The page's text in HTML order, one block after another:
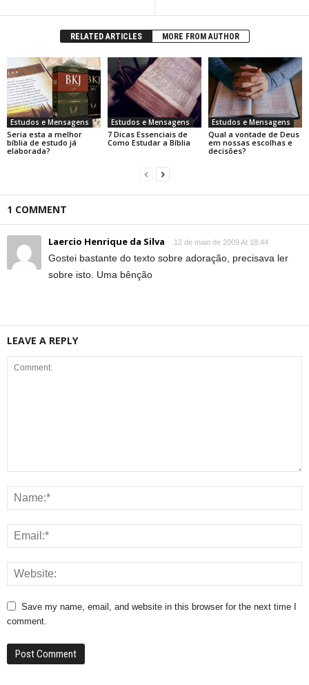
RELATED ARTICLES MORE FROM AUTHOR
Estudos e Mensagens
Seria esta a melhor
bíblia de estudo já
elaborada?
Estudos e Mensagens
7 Dicas Essenciais de
Como Estudar a Bíblia
Estudos e Mensagens
Qual a vontade de Deus
em nossas escolhas e
decisões?
1 COMMENT
Laercio Henrique da Silva 12 de maio de 2009 At 18:44
Gostei bastante do texto sobre adoração, precisava ler
sobre isto. Uma bênção
LEAVE A REPLY
Save my name, email, and website in this browser for the next time I
comment.